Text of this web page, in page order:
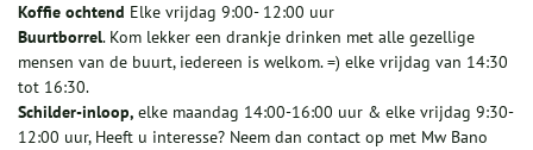
Koffie ochtend Elke vrijdag 9:00- 12:00 uur
Buurtborrel. Kom lekker een drankje drinken met alle gezellige
mensen van de buurt, iedereen is welkom. =) elke vrijdag van 14:30
tot 16:30.
Schilder-inloop, elke maandag 14:00-16:00 uur & elke vrijdag 9:30-
12:00 uur, Heeft u interesse? Neem dan contact op met Mw Bano